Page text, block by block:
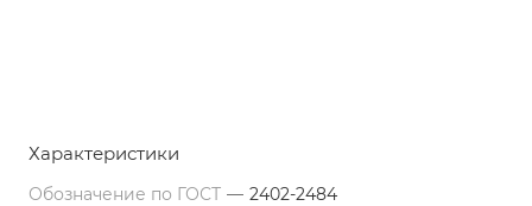
Характеристики
Обозначение по ГОСТ — 2402-2484